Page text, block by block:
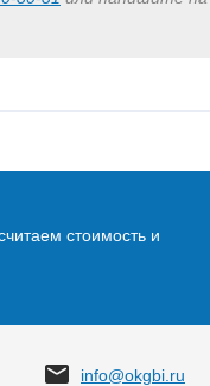
стоимость и
info@okgbi.ru